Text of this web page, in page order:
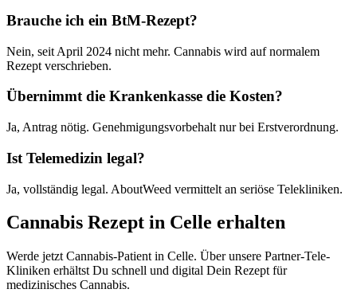
Brauche ich ein BtM-Rezept?
Nein, seit April 2024 nicht mehr. Cannabis wird auf normalem
Rezept verschrieben.
Übernimmt die Krankenkasse die Kosten?
Ja, Antrag nötig. Genehmigungsvorbehalt nur bei Erstverordnung.
Ist Telemedizin legal?
Ja, vollständig legal. AboutWeed vermittelt an seriöse Telekliniken.
Cannabis Rezept in Celle erhalten
Werde jetzt Cannabis-Patient in Celle. Über unsere Partner-Tele-
Kliniken erhältst Du schnell und digital Dein Rezept für
medizinisches Cannabis.